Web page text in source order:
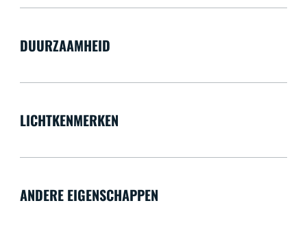
DUURZAAMHEID
LICHTKENMERKEN
ANDERE EIGENSCHAPPEN